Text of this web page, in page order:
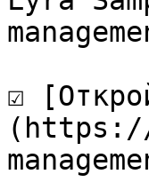
☑️
(https://